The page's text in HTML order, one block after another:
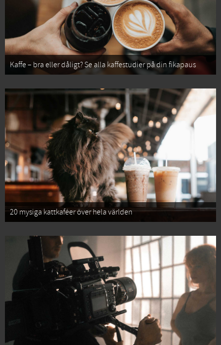
Kaffe – bra eller dåligt? Se alla kaffestudier på din fikapaus
20 mysiga kattkaféer över hela världen